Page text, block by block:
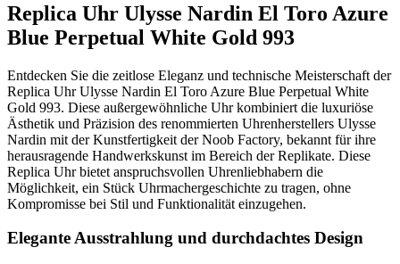
Replica Uhr Ulysse Nardin El Toro Azure
Blue Perpetual White Gold 993
Entdecken Sie die zeitlose Eleganz und technische Meisterschaft der
Replica Uhr Ulysse Nardin El Toro Azure Blue Perpetual White
Gold 993. Diese außergewöhnliche Uhr kombiniert die luxuriöse
Ästhetik und Präzision des renommierten Uhrenherstellers Ulysse
Nardin mit der Kunstfertigkeit der Noob Factory, bekannt für ihre
herausragende Handwerkskunst im Bereich der Replikate. Diese
Replica Uhr bietet anspruchsvollen Uhrenliebhabern die
Möglichkeit, ein Stück Uhrmachergeschichte zu tragen, ohne
Kompromisse bei Stil und Funktionalität einzugehen.
Elegante Ausstrahlung und durchdachtes Design